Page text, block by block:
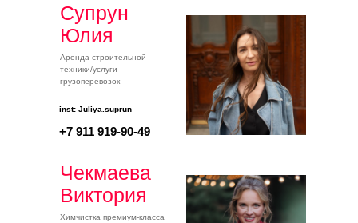
Аренда строительной
техники/услуги
грузоперевозок
Супрун
Юлия
+7 911 919-90-49
inst: Juliya.suprun
Химчистка премиум-класса
Чекмаева
Виктория